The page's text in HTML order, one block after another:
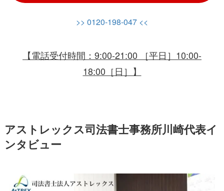
>> 0120-198-047 <<
【電話受付時間：9:00-21:00 ［平日］10:00-
18:00［日］】
アストレックス司法書士事務所川崎代表イ
ンタビュー